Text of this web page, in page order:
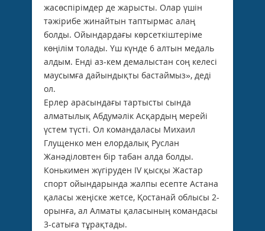
жасөспірімдер де жарысты. Олар үшін
тәжірибе жинайтын таптырмас алаң
болды. Ойындардағы көрсеткіштеріме
көңілім толады. Үш күнде 6 алтын медаль
алдым. Енді аз-кем демалыстан соң келесі
маусымға дайындықты бастаймыз», деді
ол.
Ерлер арасындағы тартысты сында
алматылық Абдумәлік Асқардың мерейі
үстем түсті. Ол командаласы Михаил
Глущенко мен елордалық Руслан
Жанәділовтен бір табан алда болды.
Конькимен жүгіруден IV қысқы Жастар
спорт ойындарында жалпы есепте Астана
қаласы жеңіске жетсе, Қостанай облысы 2-
орынға, ал Алматы қаласының командасы
3-сатыға тұрақтады.